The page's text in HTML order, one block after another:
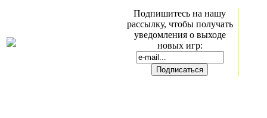
Подпишитесь на нашу
рассылку, чтобы получать
уведомления о выходе
новых игр: